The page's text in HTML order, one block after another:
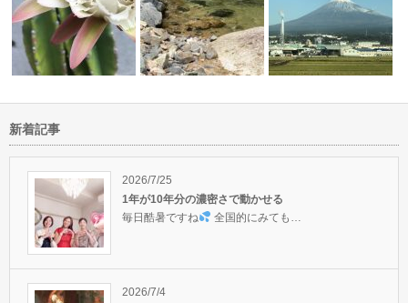
をもら
人生はあっという間だから、今
でしょ！
自然にご挨拶
12月から年間タロットリ
ング開催し…
新着記事
2026/7/25
1年が10年分の濃密さで動かせる
毎日酷暑ですね
全国的にみても…
2026/7/4